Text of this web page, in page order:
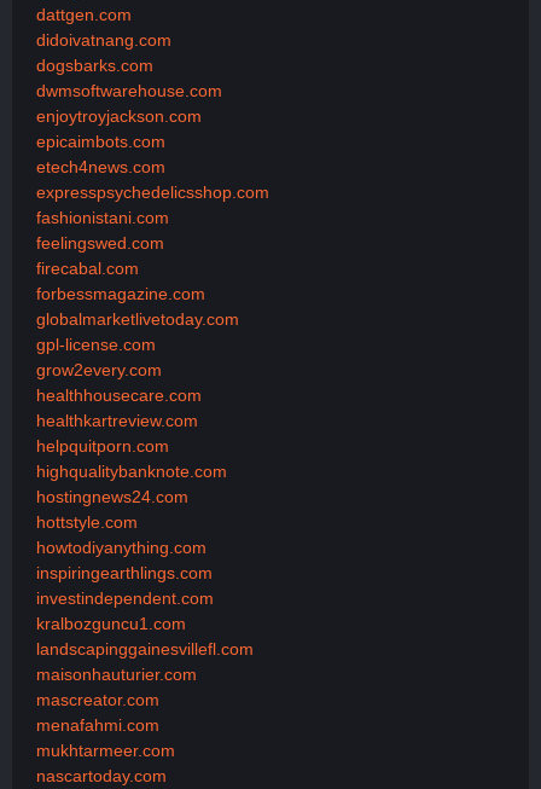
dattgen.com
didoivatnang.com
dogsbarks.com
dwmsoftwarehouse.com
enjoytroyjackson.com
epicaimbots.com
etech4news.com
expresspsychedelicsshop.com
fashionistani.com
feelingswed.com
firecabal.com
forbessmagazine.com
globalmarketlivetoday.com
gpl-license.com
grow2every.com
healthhousecare.com
healthkartreview.com
helpquitporn.com
highqualitybanknote.com
hostingnews24.com
hottstyle.com
howtodiyanything.com
inspiringearthlings.com
investindependent.com
kralbozguncu1.com
landscapinggainesvillefl.com
maisonhauturier.com
mascreator.com
menafahmi.com
mukhtarmeer.com
nascartoday.com